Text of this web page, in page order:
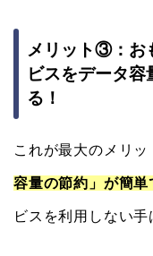
メリット③：お
ビスをデータ
る！
これが最大のメリ
容量の節約」が簡
ビスを利用しない手